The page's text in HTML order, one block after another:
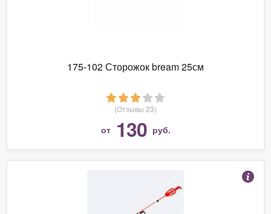
175-102 Сторожок bream 25см
(Отзывы 23)
от 130 руб.